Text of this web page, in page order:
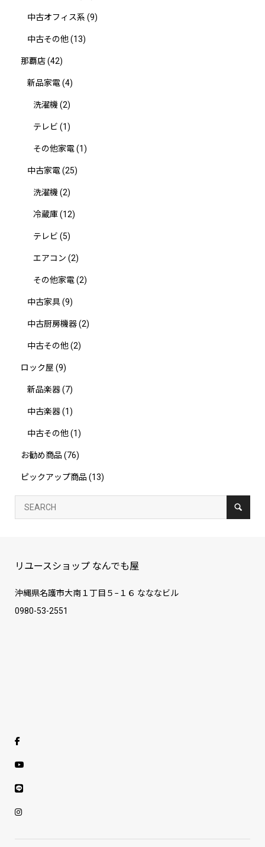
中古オフィス系 (9)
中古その他(13)
那覇店(42)
新品家電(4)
洗濯機 (2)
テレビ (1)
その他家電(1)
中古家電(25)
洗濯機 (2)
冷蔵庫(12)
テレビ (5)
エアコン (2)
その他家電(2)
中古家具(9)
中古厨房機器(2)
中古その他(2)
ロック屋 (9)
新品楽器(7)
中古楽器(1)
中古その他(1)
お勧め商品 (76)
ピックアップ商品 (13)
リユースショップ なんでも屋
沖縄県名護市大南１丁目５−１６ なななビル
0980-53-2551